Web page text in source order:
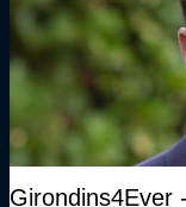
Girondins4Ever